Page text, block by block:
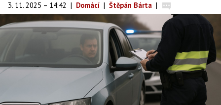
3. 11. 2025 – 14:42 | Domácí | Štěpán Bárta |